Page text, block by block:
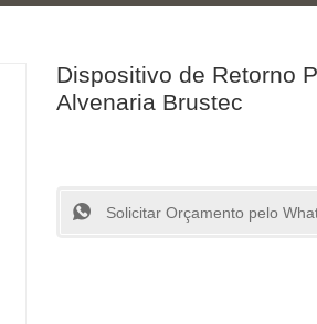
Dispositivo de Retorno
Alvenaria Brustec
Solicitar Orçamento pelo